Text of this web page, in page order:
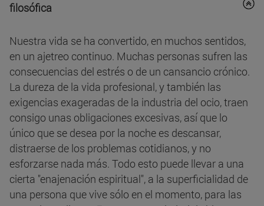
filosófica
Nuestra vida se ha convertido, en muchos sentidos,
en un ajetreo continuo. Muchas personas sufren las
consecuencias del estrés o de un cansancio crónico.
La dureza de la vida profesional, y también las
exigencias exageradas de la industria del ocio, traen
consigo unas obligaciones excesivas, así que lo
único que se desea por la noche es descansar,
distraerse de los problemas cotidianos, y no
esforzarse nada más. Todo esto puede llevar a una
cierta "enajenación espiritual", a la superficialidad de
una persona que vive sólo en el momento, para las